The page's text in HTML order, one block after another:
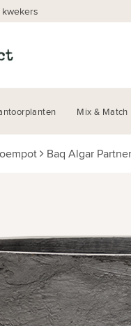
Mix & Match
Baq Algar